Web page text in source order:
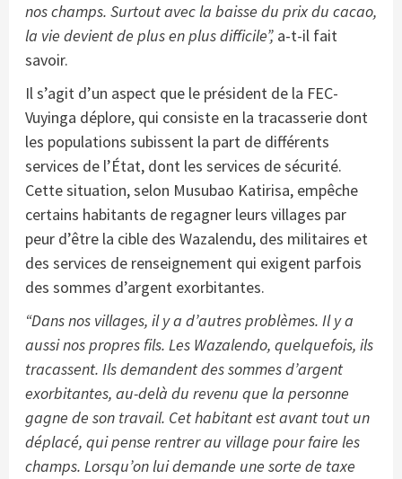
nos champs. Surtout avec la baisse du prix du cacao,
la vie devient de plus en plus difficile”, a-t-il fait
savoir.
Il s’agit d’un aspect que le président de la FEC-
Vuyinga déplore, qui consiste en la tracasserie dont
les populations subissent la part de différents
services de l’État, dont les services de sécurité.
Cette situation, selon Musubao Katirisa, empêche
certains habitants de regagner leurs villages par
peur d’être la cible des Wazalendu, des militaires et
des services de renseignement qui exigent parfois
des sommes d’argent exorbitantes.
“Dans nos villages, il y a d’autres problèmes. Il y a
aussi nos propres fils. Les Wazalendo, quelquefois, ils
tracassent. Ils demandent des sommes d’argent
exorbitantes, au-delà du revenu que la personne
gagne de son travail. Cet habitant est avant tout un
déplacé, qui pense rentrer au village pour faire les
champs. Lorsqu’on lui demande une sorte de taxe